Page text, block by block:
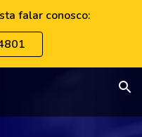
falar conosco: